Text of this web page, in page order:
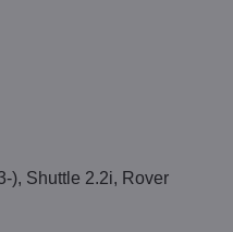
), Shuttle 2.2i, Rover